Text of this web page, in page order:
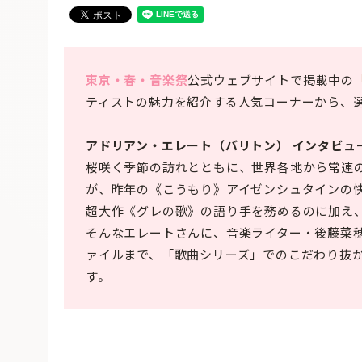
東京・春・音楽祭公式ウェブサイトで掲載中の
ティストの魅力を紹介する人気コーナーから
アドリアン・エレート（バリトン） インタビュ
桜咲く季節の訪れとともに、世界各地から常
が、昨年の《こうもり》アイゼンシュタイン
超大作《グレの歌》の語り手を務めるのに加
そんなエレートさんに、音楽ライター・後藤
ァイルまで、「歌曲シリーズ」でのこだわり
す。